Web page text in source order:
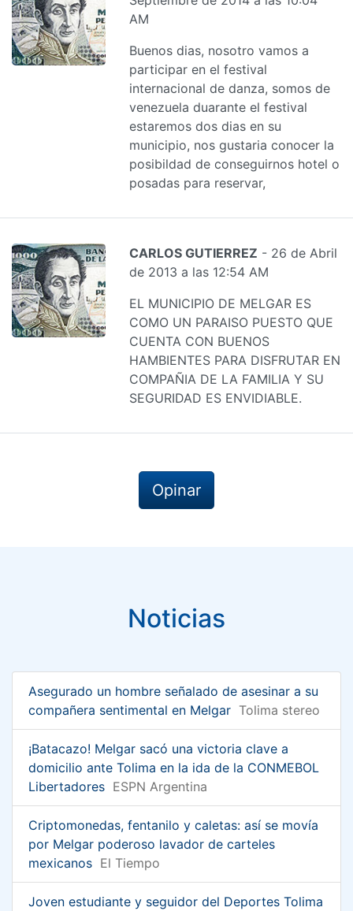
AM
Buenos dias, nosotro vamos a
participar en el festival
internacional de danza, somos de
venezuela duarante el festival
estaremos dos dias en su
municipio, nos gustaria conocer la
posibildad de conseguirnos hotel o
posadas para reservar,
CARLOS GUTIERREZ - 26 de Abril
de 2013 a las 12:54 AM
EL MUNICIPIO DE MELGAR ES
COMO UN PARAISO PUESTO QUE
CUENTA CON BUENOS
HAMBIENTES PARA DISFRUTAR EN
COMPAÑIA DE LA FAMILIA Y SU
SEGURIDAD ES ENVIDIABLE.
Opinar
Noticias
Asegurado un hombre señalado de asesinar a su
compañera sentimental en Melgar Tolima stereo
¡Batacazo! Melgar sacó una victoria clave a
domicilio ante Tolima en la ida de la CONMEBOL
Libertadores ESPN Argentina
Criptomonedas, fentanilo y caletas: así se movía
por Melgar poderoso lavador de carteles
mexicanos El Tiempo
Joven estudiante y seguidor del Deportes Tolima